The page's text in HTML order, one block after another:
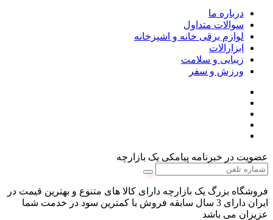
درباره ما
سوالات متداول
لوازم برقی خانه و اشپزخانه
ابزارالات
زیبایی و سلامت
ورزش و سفر
عضویت در خبرنامه پیامکی یک بازارچه
فروشگاه بزرگ یک بازارچه دارای کالا های متنوع و بهترین قیمت در
ایران دارای 3 سال سابقه فروش با کمترین سود در خدمت شما
عزیزان می باشد